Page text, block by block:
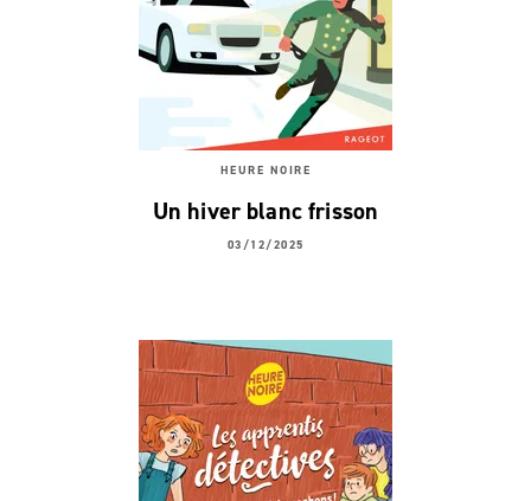
HEURE NOIRE
Un hiver blanc frisson
03/12/2025